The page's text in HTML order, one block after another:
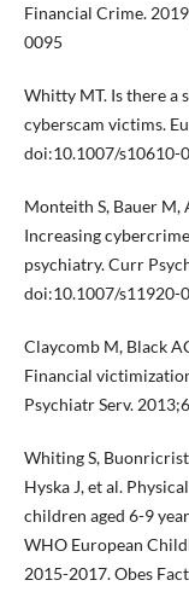
Financial Crime.
0095
Whitty MT. Is there a
cyberscam victims.
doi:10.1007/s10610-
Monteith S, Bauer M,
Increasing
psychiatry. Curr
doi:10.1007/s11920-
Claycomb M, Black
Financial
Psychiatr Serv.
Whiting S,
Hyska J, et al.
children aged 6-9
WHO European
2015-2017. Obes